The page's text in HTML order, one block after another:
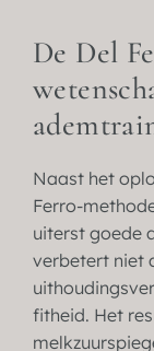
De Del
Naast het
Ferro-
uiterst goede
verbetert niet
fitheid. Het